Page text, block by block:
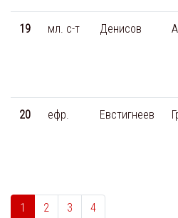
19 мл. с-т Денисов А.
20 ефр. Евстигнеев
1 2 3 4